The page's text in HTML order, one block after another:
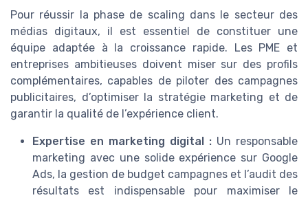
Pour réussir la phase de scaling dans le secteur des
médias digitaux, il est essentiel de constituer une
équipe adaptée à la croissance rapide. Les PME et
entreprises ambitieuses doivent miser sur des profils
complémentaires, capables de piloter des campagnes
publicitaires, d’optimiser la stratégie marketing et de
garantir la qualité de l’expérience client.
Expertise en marketing digital : Un responsable
marketing avec une solide expérience sur Google
Ads, la gestion de budget campagnes et l’audit des
résultats est indispensable pour maximiser le